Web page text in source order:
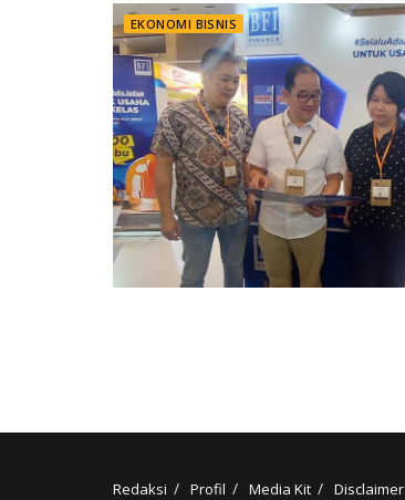
EKONOMI BISNIS
Redaksi Profil Media Kit Disclaimer